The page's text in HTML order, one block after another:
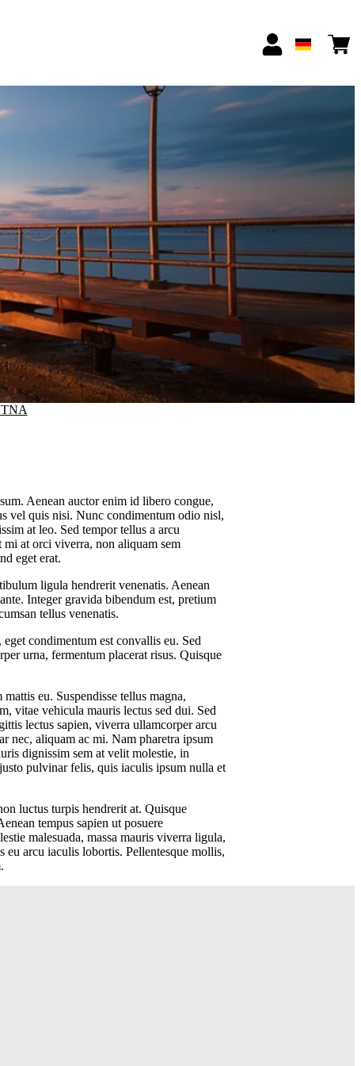
Aenean auctor enim id libero congue,
vel quis nisi. Nunc condimentum odio nisl,
at leo. Sed tempor tellus a arcu
at orci viverra, non aliquam sem
eget erat.
ligula hendrerit venenatis. Aenean
Integer gravida bibendum est, pretium
tellus venenatis.
condimentum est convallis eu. Sed
urna, fermentum placerat risus. Quisque
eu. Suspendisse tellus magna,
vitae vehicula mauris lectus sed dui. Sed
lectus sapien, viverra ullamcorper arcu
nec, aliquam ac mi. Nam pharetra ipsum
dignissim sem at velit molestie, in
pulvinar felis, quis iaculis ipsum nulla et
luctus turpis hendrerit at. Quisque
tempus sapien ut posuere
malesuada, massa mauris viverra ligula,
eu arcu iaculis lobortis. Pellentesque mollis,